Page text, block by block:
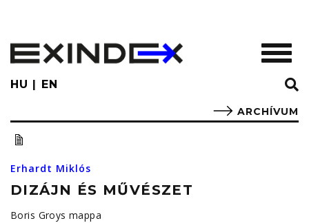
main
content
HU EN
ARCHÍVUM
Erhardt Miklós
DIZÁJN ÉS MŰVÉSZET
Boris Groys mappa